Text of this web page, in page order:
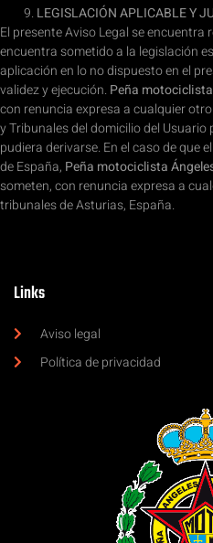
LEGISLACIÓN APLICABLE Y
El presente Aviso Legal se
encuentra sometido a la legislación
aplicación en lo no dispuesto en el
validez y ejecución. Peña
con renuncia expresa a cualquier
y Tribunales del domicilio del
pudiera derivarse. En el caso de que
de España, Peña motociclista
someten, con renuncia expresa a
tribunales de Asturias, España.
Links
Aviso legal
Política de privacidad